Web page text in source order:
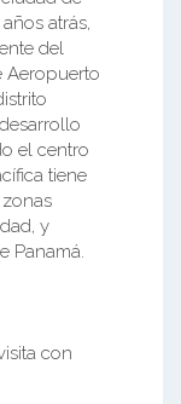
atrás,
del
Aeropuerto
el centro
tiene
y
Panamá.
con